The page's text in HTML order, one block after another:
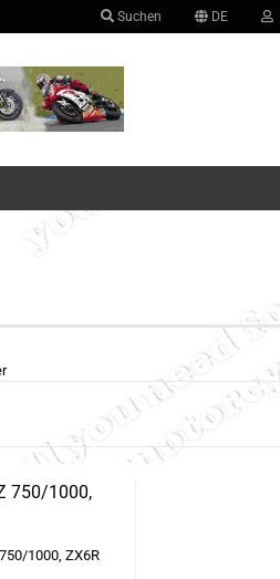
Suchen DE
Konto erstellen
750/1000,
1000, ZX6R